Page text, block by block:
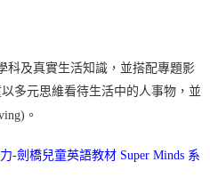
科及真實生活知識，並搭配專題影
多元思維看待生活中的人事物，並
。
-劍橋兒童英語教材 Super Minds 系